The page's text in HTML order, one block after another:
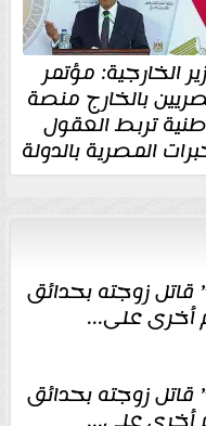
الخارجية: مؤتمر
بالخارج منصة
تربط العقول
المصرية بالدولة
زوجته بحدائق
زوجته بحدائق